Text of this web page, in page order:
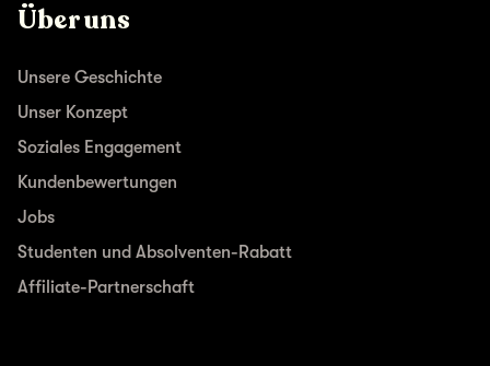
Über uns
Unsere Geschichte
Unser Konzept
Soziales Engagement
Kundenbewertungen
Jobs
Studenten und Absolventen-Rabatt
Affiliate-Partnerschaft